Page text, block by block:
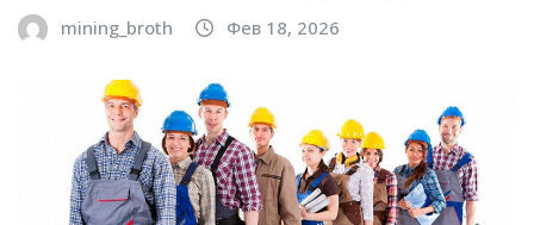
mining_broth Фев 18, 2026